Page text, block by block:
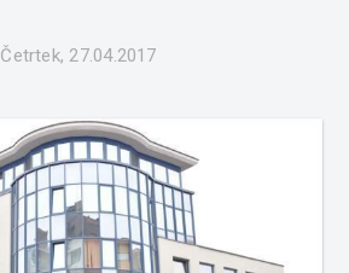
Četrtek, 27.04.2017